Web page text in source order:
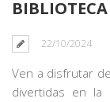
BIBLIOTECA
22/10/2024
Ven a disfrutar
divertidas en la